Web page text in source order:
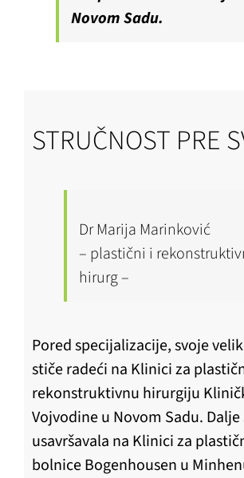
Novom Sadu.
STRUČNOST PRE
Dr Marija Marinković
– plastični i
hirurg –
Pored specijalizacije, svoje
stiče radeći na Klinici za
rekonstruktivnu hirurgiju
Vojvodine u Novom Sadu. Dalje
usavršavala na Klinici za
bolnice Bogenhousen u